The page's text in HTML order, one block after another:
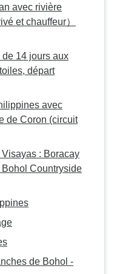
sur
avec rivière
et chauffeur）
14 jours aux
départ
avec
de Coron (circuit
: Boracay
Countryside
de Bohol -